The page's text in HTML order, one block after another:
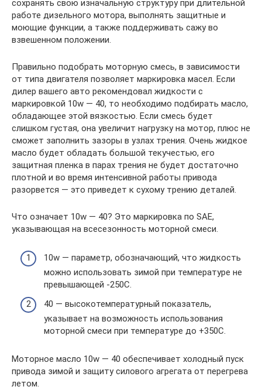
сохранять свою изначальную структуру при длительной
работе дизельного мотора, выполнять защитные и
моющие функции, а также поддерживать сажу во
взвешенном положении.
Правильно подобрать моторную смесь, в зависимости
от типа двигателя позволяет маркировка масел. Если
дилер вашего авто рекомендовал жидкости с
маркировкой 10w — 40, то необходимо подбирать масло,
обладающее этой вязкостью. Если смесь будет
слишком густая, она увеличит нагрузку на мотор, плюс не
сможет заполнить зазоры в узлах трения. Очень жидкое
масло будет обладать большой текучестью, его
защитная пленка в парах трения не будет достаточно
плотной и во время интенсивной работы привода
разорвется — это приведет к сухому трению деталей.
Что означает 10w — 40? Это маркировка по SAE,
указывающая на всесезонность моторной смеси.
10w — параметр, обозначающий, что жидкость
можно использовать зимой при температуре не
превышающей -250С.
40 — высокотемпературный показатель,
указывает на возможность использования
моторной смеси при температуре до +350С.
Моторное масло 10w — 40 обеспечивает холодный пуск
привода зимой и защиту силового агрегата от перегрева
летом.